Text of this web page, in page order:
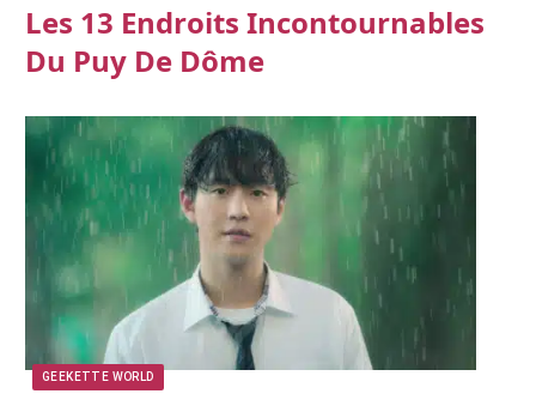
Les 13 Endroits Incontournables
Du Puy De Dôme
GEEKETTE WORLD